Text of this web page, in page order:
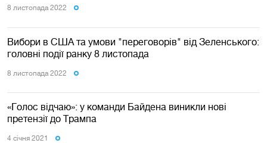
8 листопада 2022
Вибори в США та умови "переговорів" від Зеленського:
головні події ранку 8 листопада
8 листопада 2022
«Голос відчаю»: у команди Байдена виникли нові
претензії до Трампа
4 сiчня 2021